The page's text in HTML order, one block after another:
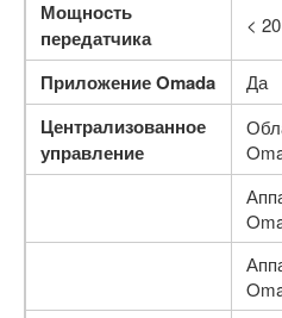
Мощность
передатчика
<
Приложение Omada Да
Централизованное
управление